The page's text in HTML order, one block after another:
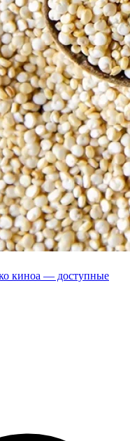
киноа — доступные